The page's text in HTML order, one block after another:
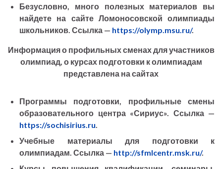
Безусловно, много полезных материалов вы
найдете на сайте Ломоносовской олимпиады
школьников. Ссылка — https://olymp.msu.ru/.
Информация о профильных сменах для участников
олимпиад, о курсах подготовки к олимпиадам
представлена на сайтах
Программы подготовки, профильные смены
образовательного центра «Сириус». Ссылка —
https://sochisirius.ru.
Учебные материалы для подготовки к
олимпиадам. Ссылка — http://sfmlcentr.msk.ru/.